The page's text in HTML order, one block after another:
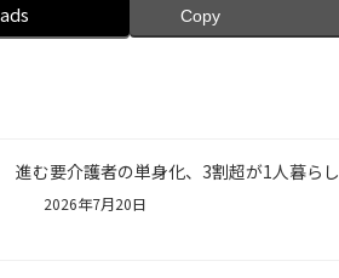
Copy
進む要介護者の単身化、3割超が1人暮らし
2026年7月20日